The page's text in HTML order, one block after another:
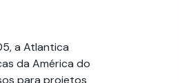
a Atlantica
da América do
para projetos